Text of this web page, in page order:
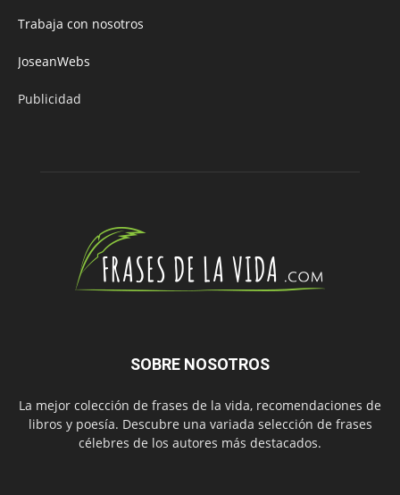
Trabaja con nosotros
JoseanWebs
Publicidad
SOBRE NOSOTROS
La mejor colección de frases de la vida, recomendaciones de
libros y poesía. Descubre una variada selección de frases
célebres de los autores más destacados.